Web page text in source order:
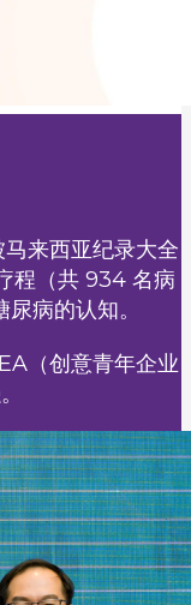
来西亚纪录大全
程（共 934 名病
病的认知。
（创意青年企业